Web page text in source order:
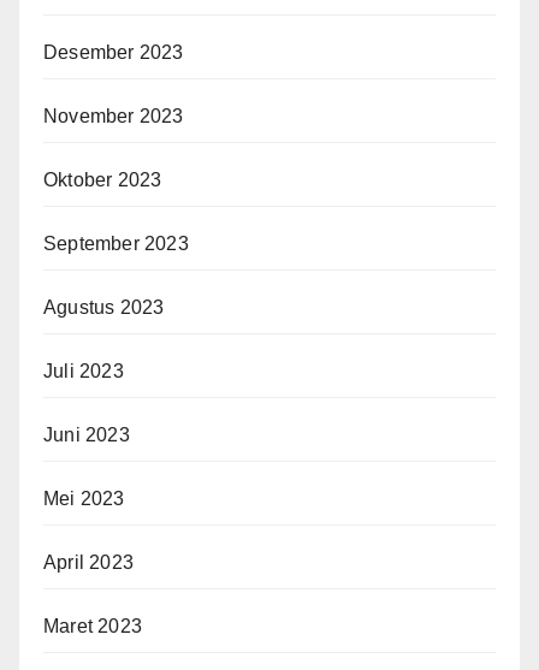
Desember 2023
November 2023
Oktober 2023
September 2023
Agustus 2023
Juli 2023
Juni 2023
Mei 2023
April 2023
Maret 2023